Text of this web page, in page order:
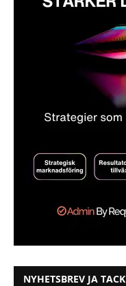
NYHETSBREV JA TACK